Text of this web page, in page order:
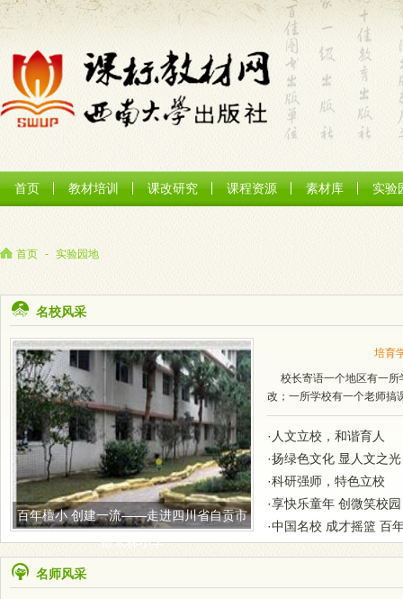
首页 教材培训 课改研究 课程资源 素材库 实验
首页 - 实验园地
名校风采
百年檀小 创建一流——走进四川省自贡市
檀木林小学
培育
校长寄语一个地区有一所
改；一所学校有一个老师搞
改；一个老师上一堂课改课
·人文立校，和谐育人
·扬绿色文化 显人文之光
·科研强师，特色立校
·享快乐童年 创微笑校园
·中国名校 成才摇篮 百
名师风采